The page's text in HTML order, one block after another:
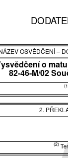
OSVĚDČENÍ –
o
82-46-M/02
2.
(2)